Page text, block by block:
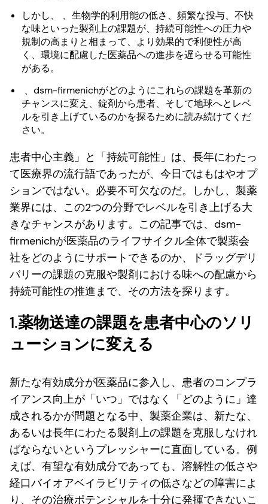
しかし、 、生物学的利用能の低さ、頻繁な投与、不快
な味といった製剤上の課題が、持続可能性への圧力や
規制の高まりと相まって、より効果的で利便性が高
く、環境に配慮した医薬品への進歩を遅らせる可能性
がある。
、dsm-firmenichがどのようにこれらの課題を革新の
チャンスに変え、錠剤から患者、そして地球へとレベ
ルを引き上げているのかを探るために読み続けてくだ
さい。
患者中心主義」と「持続可能性」は、長年にわたっ
て医療界の流行語であったが、今日ではもはやオプ
ションではない。必要不可欠なのだ。しかし、製薬
業界には、この2つの分野でレベルを引き上げる大
きなチャンスがあります。この記事では、dsm-
firmenichが医薬品のライフサイクル全体で製薬会
社をどのようにサポートできるのか、ドラッグデリ
バリーの課題の克服や製剤における味への配慮から
持続可能性の推進まで、その方法を探ります。
1.薬物送達の課題を患者中心のソリ
ューションに変える
新たな有効成分が医薬品に参入し、患者のコンプラ
イアンス向上が「いつ」ではなく「どのように」達
成されるかが問題となる中、製薬企業は、新たな、
あるいは長年にわたる製剤上の課題を克服しなけれ
ばならないというプレッシャーに直面している。例
えば、有望な有効成分であっても、溶解性の低さや
経口バイオアベイラビリティの低さなどの障害によ
り、その治療ポテンシャルを十分に発揮できないこ